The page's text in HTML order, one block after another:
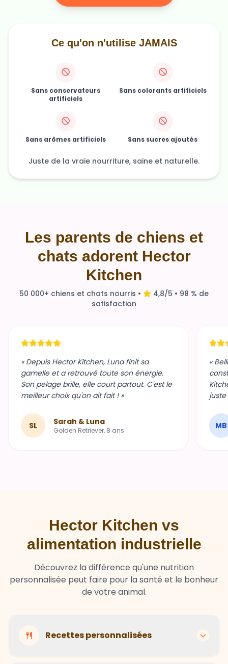
Ce qu'on n'utilise JAMAIS
Sans conservateurs
artificiels
Sans colorants artificiels
Sans arômes artificiels Sans sucres ajoutés
Juste de la vraie nourriture, saine et naturelle.
Les parents de chiens et
chats adorent Hector
Kitchen
50 000+ chiens et chats nourris •
4,8/5 • 98 % de
satisfaction
« Depuis Hector Kitchen, Luna finit sa
gamelle et a retrouvé toute son énergie.
Son pelage brille, elle court partout. C'est le
meilleur choix qu'on ait fait ! »
SL Sarah & Luna
Golden Retriever, 8 ans
«
MB
Hector Kitchen vs
alimentation industrielle
Découvrez la différence qu'une nutrition
personnalisée peut faire pour la santé et le bonheur
de votre animal.
Recettes personnalisées